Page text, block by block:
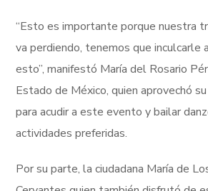
“Esto es importante porque nuestra
va perdiendo, tenemos que inculcarle
esto”, manifestó María del Rosario
Estado de México, quien aprovechó
para acudir a este evento y bailar
actividades preferidas.
Por su parte, la ciudadana María de